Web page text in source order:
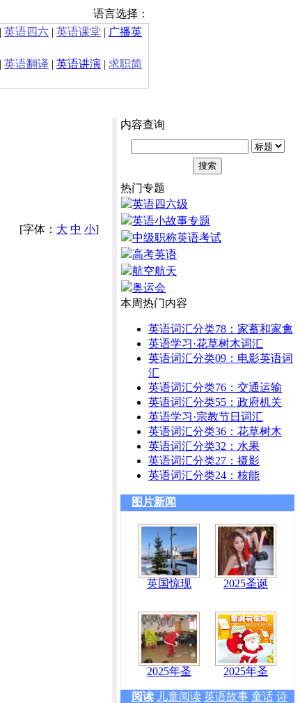
语言选择：
| 英语四六 | 英语课堂 | 广播英
| 英语翻译 | 英语讲演 | 求职简
[字体： 大 中 小]
内容查询
热门专题
英语四六级
英语小故事专题
中级职称英语考试
高考英语
航空航天
奥运会
本周热门内容
英语词汇分类78：家蓄和家禽
英语学习·花草树木词汇
英语词汇分类09：电影英语词
汇
英语词汇分类76：交通运输
英语词汇分类55：政府机关
英语学习·宗教节日词汇
英语词汇分类36：花草树木
英语词汇分类32：水果
英语词汇分类27：摄影
英语词汇分类24：核能
图片新闻
英国惊现 2025圣诞
2025年圣 2025年圣
阅读 儿童阅读 英语故事 童话 诗